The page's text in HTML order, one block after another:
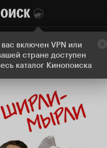
вас включен VPN или
стране доступен
каталог Кинопоиска
Онлайн-кинотеатр